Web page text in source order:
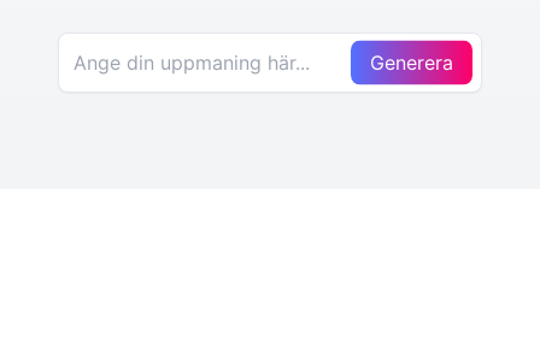
Generera